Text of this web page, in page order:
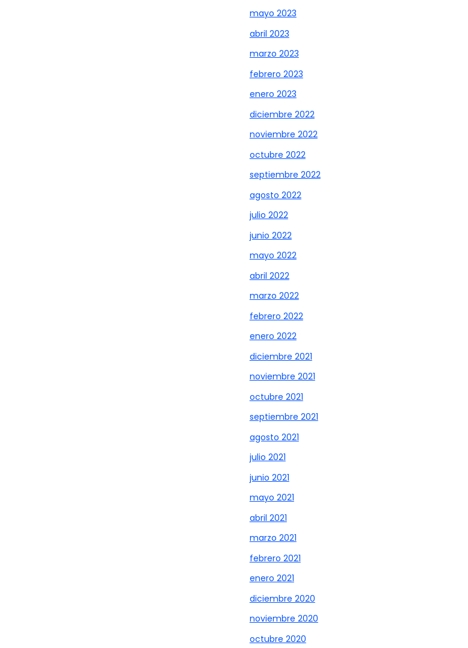
mayo 2023
abril 2023
marzo 2023
febrero 2023
enero 2023
diciembre 2022
noviembre 2022
octubre 2022
septiembre 2022
agosto 2022
julio 2022
junio 2022
mayo 2022
abril 2022
marzo 2022
febrero 2022
enero 2022
diciembre 2021
noviembre 2021
octubre 2021
septiembre 2021
agosto 2021
julio 2021
junio 2021
mayo 2021
abril 2021
marzo 2021
febrero 2021
enero 2021
diciembre 2020
noviembre 2020
octubre 2020